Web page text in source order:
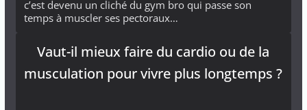
c’est devenu un cliché du gym bro qui passe son
temps à muscler ses pectoraux…
Vaut-il mieux faire du cardio ou de la
musculation pour vivre plus longtemps ?